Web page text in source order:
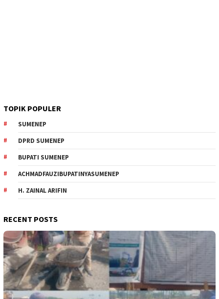
TOPIK POPULER
SUMENEP
DPRD SUMENEP
BUPATI SUMENEP
ACHMADFAUZIBUPATINYASUMENEP
H. ZAINAL ARIFIN
RECENT POSTS